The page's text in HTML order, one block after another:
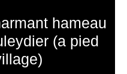
hameau
(a pied